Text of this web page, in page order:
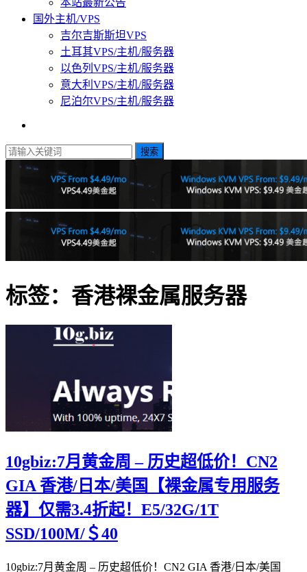
本站最新公告
国外主机/VPS
吉尔吉斯斯坦VPS
土耳其VPS/主机/服务器
以色列VPS/主机/服务器
意大利VPS/主机/服务器
尼泊尔VPS/主机/服务器
搜索
标签：香港裸金属服务器
10gbiz:7月黄金周 – 历史超低价！CN2
GIA 香港/日本/美国【裸金属专用服务
器】仅需3.4折起！E5/32G/1T
SSD/100M/＄40
10gbiz:7月黄金周 – 历史超低价！CN2 GIA 香港/日本/美国